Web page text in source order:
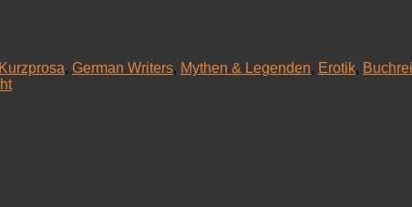
, German Writers, Mythen & Legenden, Erotik,